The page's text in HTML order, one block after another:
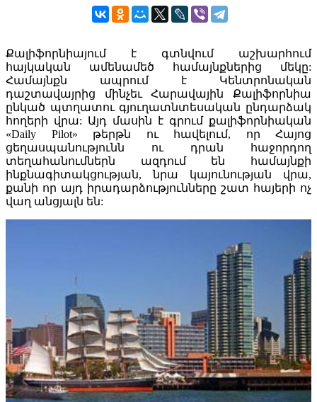
Քալիֆորնիայում է գտնվում աշխարհում
հայկական ամենամեծ համայնքներից մեկը:
Համայնքն ապրում է Կենտրոնական
դաշտավայրից մինչեւ Հարավային Քալիֆորնիա
ընկած պտղատու գյուղատնտեսական ընդարձակ
հողերի վրա: Այդ մասին է գրում քալիֆորնիական
«Daily Pilot» թերթն ու հավելում, որ Հայոց
ցեղասպանությունն ու դրան հաջորդող
տեղահանումներն ազդում են համայնքի
ինքնագիտակցության, նրա կայունության վրա,
քանի որ այդ իրադարձությունները շատ հայերի ոչ
վաղ անցյալն են: